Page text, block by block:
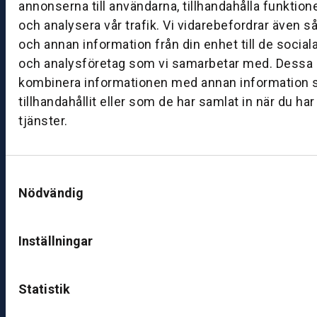
annonserna till användarna, tillhandahålla
och analysera vår trafik. Vi vidarebefordrar även
och annan information från din enhet till de
och analysföretag som vi samarbetar med. Dessa
kombinera informationen med annan information
tillhandahållit eller som de har samlat in när du
tjänster.
Nödvändig
Inställningar
Statistik
8:
0
0
7:
0
0
ut
k
d